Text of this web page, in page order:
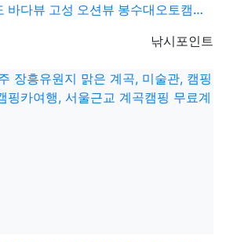
다뷰 고성 오션뷰 봉수대오토캠핑장, 조용하고 …
등록자
낚시포인트